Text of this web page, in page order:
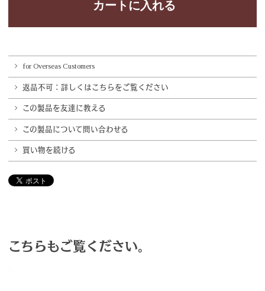
for Overseas Customers
返品不可：詳しくはこちらをご覧ください
この製品を友達に教える
この製品について問い合わせる
買い物を続ける
こちらもご覧ください。